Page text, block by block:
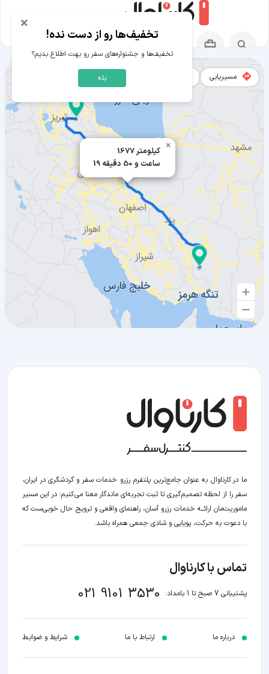
1677 کیلومتر
19 ساعت و 50 دقیقه
×
مسیریابی
مسیر سراب به بافت
ما در کارناوال به عنوان جامع‌ترین پلتفرم رزرو خدمات سفر و گردشگری در ایران،
سفر را از لحظه‌ تصمیم‌گیری تا ثبت تجربه‌ای ماندگار معنا می‌کنیم؛ در این مسیر‍
ماموریت‌مان اراﺋــﻪ خدمات رزرو آسان، راهنمای واقعی و ترویج حال خوبی‌ست که
با دعوت به حرکت، پویایی و شادی جمعی همراه باشد.
تماس با کارناوال
پشتیبانی 7 صبح تا 1 بامداد: 021 9101 3530
درباره ما ارتباط با ما شرایط و ضوابـط
× تخفیف‌ها رو از دست نده!
تخفیف‌ها و جشنواره‌های سفر رو بهت اطلاع بدیم؟
بله